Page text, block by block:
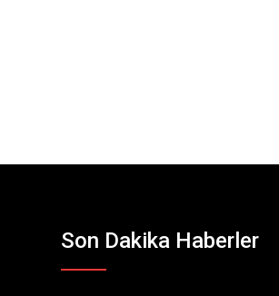
Son Dakika Haberler